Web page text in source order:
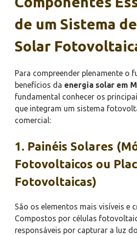
de um Sistema
Solar
Para compreender plenamente o
benefícios da energia solar em
fundamental conhecer os
que integram um sistema
comercial:
1. Painéis Solares
Fotovoltaicos ou
Fotovoltaicas)
São os elementos mais visíveis e
Compostos por células
responsáveis por capturar a luz